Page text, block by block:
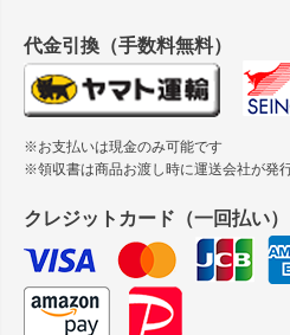
縦420mm×横650mmの包装紙
代金引換（手数料無料）
※お支払いは現金のみ可能です
※領収書は商品お渡し時に運送会社が発
クレジットカード（一回払い）